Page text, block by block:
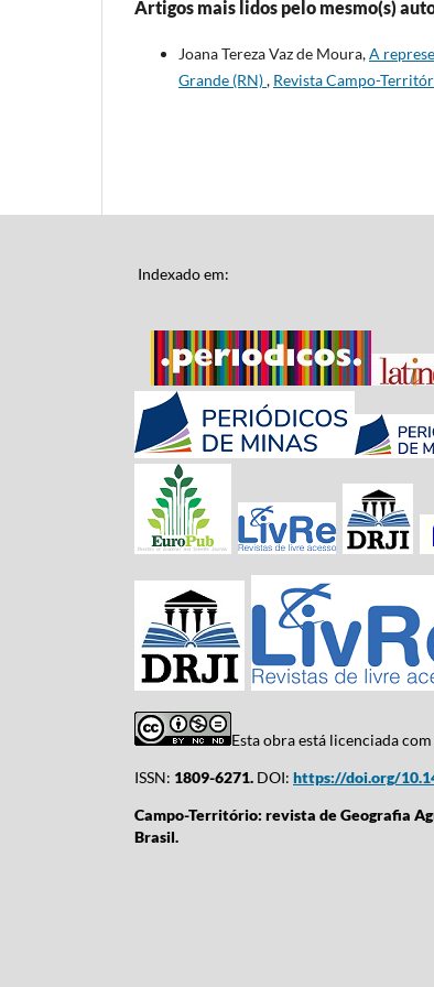
Artigos mais lidos pelo mesmo(s)
Joana Tereza Vaz de Moura,A
Grande (RN), Revista Campo-
Indexado em:
Esta obra está licenciada
ISSN: 1809-6271. DOI: https://doi.org/
Campo-Território: revista de Geografia
Brasil.